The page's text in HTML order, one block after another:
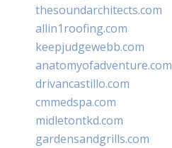
thesoundarchitects.com
allin1roofing.com
keepjudgewebb.com
anatomyofadventure.com
drivancastillo.com
cmmedspa.com
midletontkd.com
gardensandgrills.com